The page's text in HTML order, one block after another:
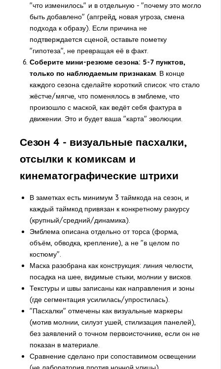
"что изменилось" и в отдельную - "почему это могло
быть добавлено" (апгрейд, новая угроза, смена
подхода к образу). Если причина не
подтверждается сценой, оставьте пометку
"гипотеза", не превращая её в факт.
Соберите мини-резюме сезона: 5-7 пунктов,
только по наблюдаемым признакам. В конце
каждого сезона сделайте короткий список: что стало
жёстче/мягче, что поменялось в эмблеме, что
произошло с маской, как ведёт себя фактура в
движении. Это и будет ваша "карта" эволюции.
Сезон 4 - визуальные пасхалки,
отсылки к комиксам и
кинематографические штрихи
В заметках есть минимум 3 таймкода на сезон, и
каждый таймкод привязан к конкретному ракурсу
(крупный/средний/динамика).
Эмблема описана отдельно от торса (форма,
объём, обводка, крепление), а не "в целом по
костюму".
Маска разобрана как конструкция: линия челюсти,
посадка на шее, видимые стыки, молнии у висков.
Текстуры и швы записаны как направления и зоны
(где сегментация усилилась/упростилась).
"Пасхалки" отмечены как визуальные маркеры
(мотив молнии, силуэт ушей, стилизация панелей),
без заявлений о точном первоисточнике, если он не
показан в материале.
Сравнение сделано при сопоставимом освещении